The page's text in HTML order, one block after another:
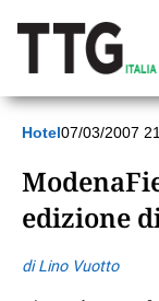
Hotel07/03/2007
edizione
di Lino Vuotto